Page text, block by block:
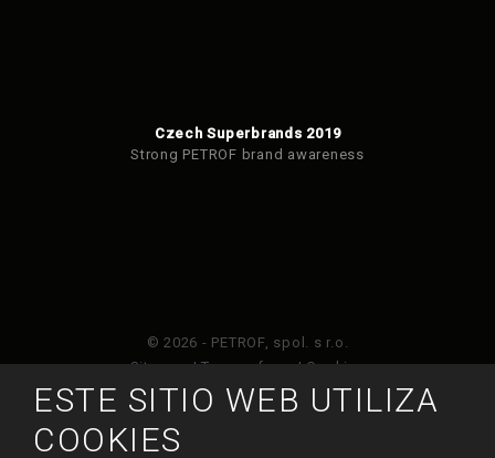
Czech Superbrands 2019
Strong PETROF brand awareness
© 2026 - PETROF, spol. s r.o.
Sitemap|Terms of use|Cookies
y está sujeto a la política de privacidad de
ESTE SITIO WEB UTILIZA
COOKIES